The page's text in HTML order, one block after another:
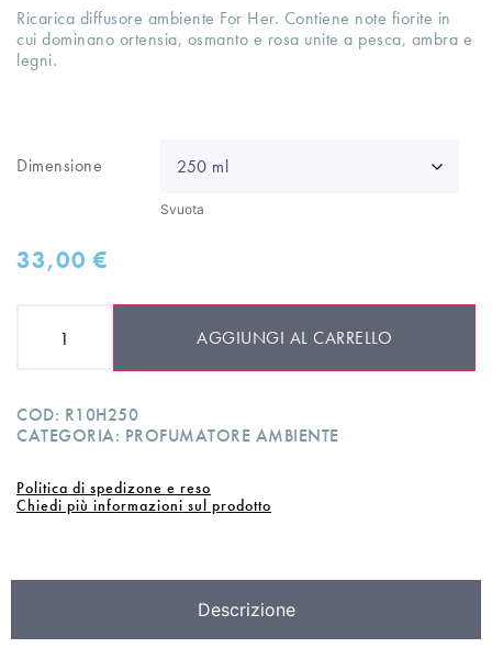
Ricarica diffusore ambiente For Her. Contiene note fiorite in
cui dominano ortensia, osmanto e rosa unite a pesca, ambra e
legni.
Dimensione
Svuota
33,00€
AGGIUNGI AL CARRELLO
COD: R10H250
CATEGORIA: PROFUMATORE AMBIENTE
Politica di spedizone e reso
Chiedi più informazioni sul prodotto
Descrizione